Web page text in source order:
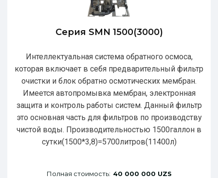
Серия SMN 1500(3000)
Интеллектуальная система обратного осмоса,
которая включает в себя предварительный фильтр
очистки и блок обратно осмотических мембран.
Имеется автопромывка мембран, электронная
защита и контроль работы систем. Данный фильтр
это основная часть для фильтров по производству
чистой воды. Производительностью 1500галлон в
сутки(1500*3,8)=5700литров(11400л)
Полная стоимость: 40 000 000 UZS